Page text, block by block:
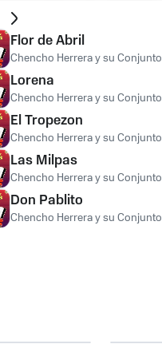
Flor de Abril
Chencho Herrera y su Conjunto
Lorena
Chencho Herrera y su Conjunto
El Tropezon
Chencho Herrera y su Conjunto
Las Milpas
Chencho Herrera y su Conjunto
Don Pablito
Chencho Herrera y su Conjunto